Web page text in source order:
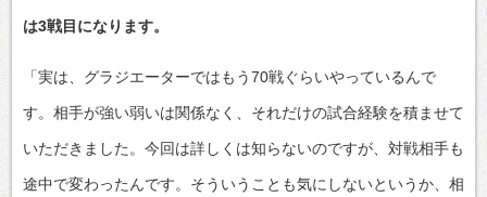
は3戦目になります。
「実は、グラジエーターではもう70戦ぐらいやっているんで
す。相手が強い弱いは関係なく、それだけの試合経験を積ませて
いただきました。今回は詳しくは知らないのですが、対戦相手も
途中で変わったんです。そういうことも気にしないというか、相